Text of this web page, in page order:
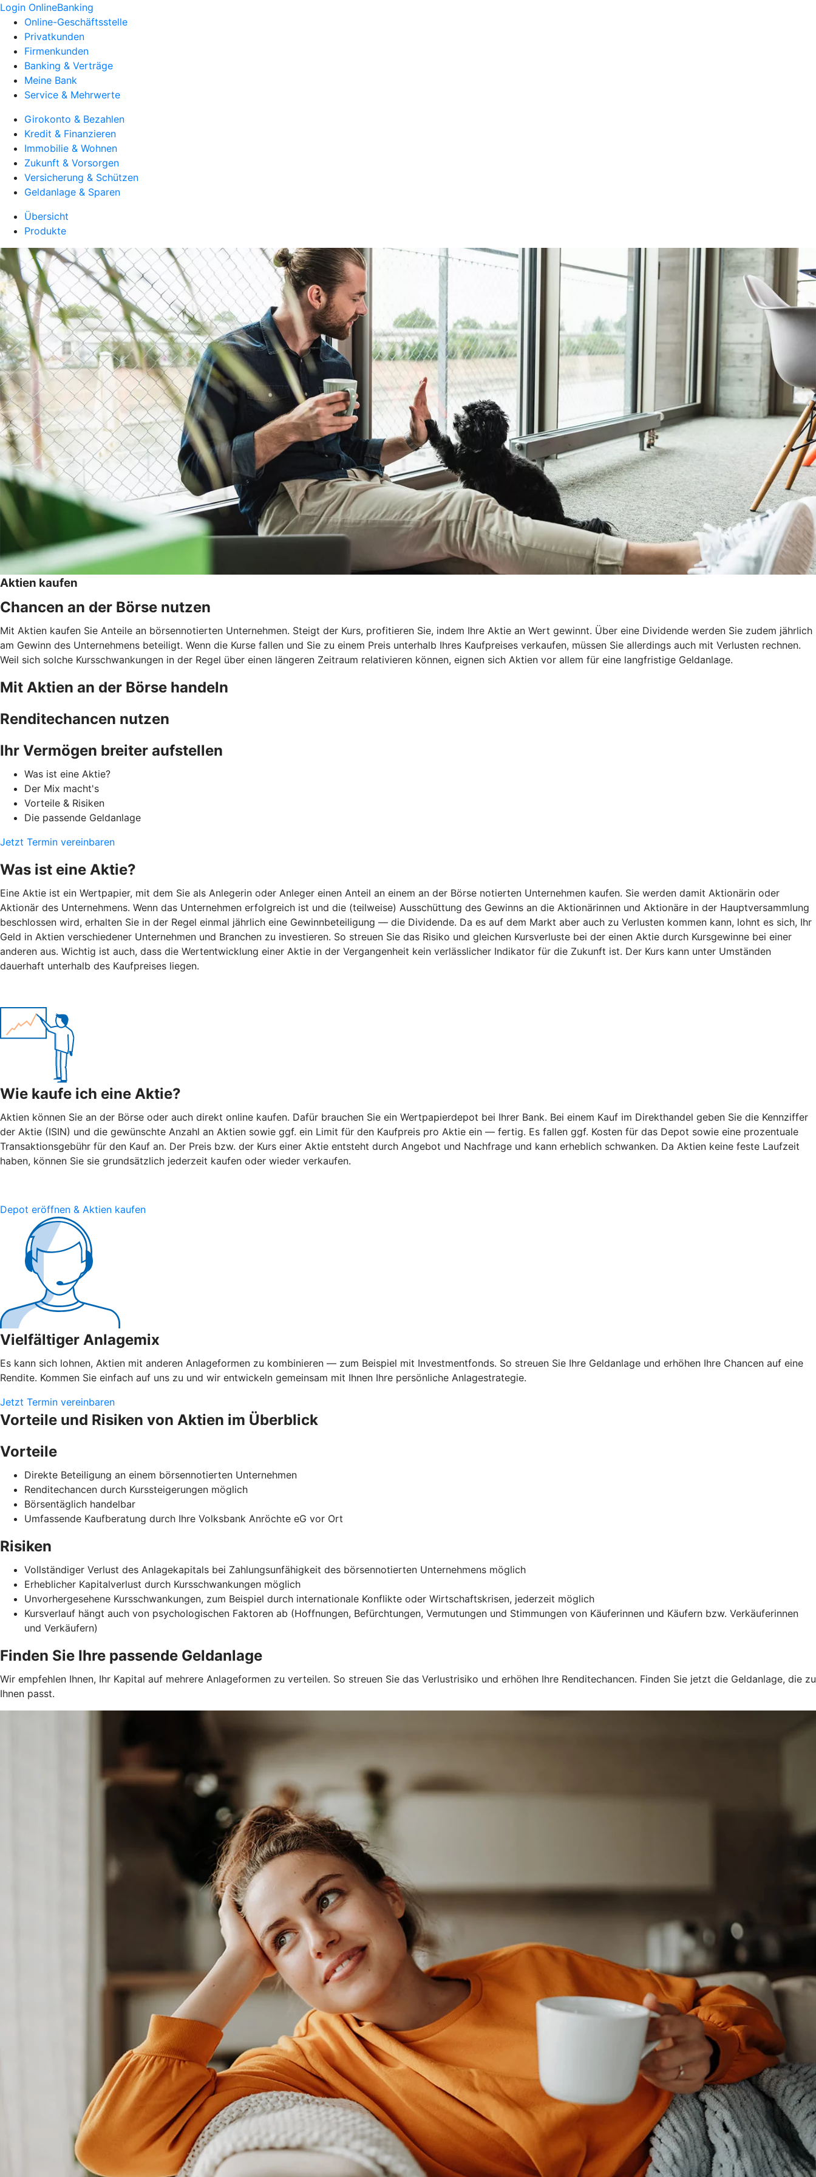
Login OnlineBanking
Online-Geschäftsstelle
Privatkunden
Firmenkunden
Banking & Verträge
Meine Bank
Service & Mehrwerte
Girokonto & Bezahlen
Kredit & Finanzieren
Immobilie & Wohnen
Zukunft & Vorsorgen
Versicherung & Schützen
Geldanlage & Sparen
Übersicht
Produkte
Aktien kaufen
Chancen an der Börse nutzen
Mit Aktien kaufen Sie Anteile an börsennotierten Unternehmen. Steigt der Kurs, profitieren Sie, indem Ihre Aktie an Wert gewinnt. Über eine Dividende werden Sie zudem jährlich
am Gewinn des Unternehmens beteiligt. Wenn die Kurse fallen und Sie zu einem Preis unterhalb Ihres Kaufpreises verkaufen, müssen Sie allerdings auch mit Verlusten rechnen.
Weil sich solche Kursschwankungen in der Regel über einen längeren Zeitraum relativieren können, eignen sich Aktien vor allem für eine langfristige Geldanlage.
Mit Aktien an der Börse handeln
Renditechancen nutzen
Ihr Vermögen breiter aufstellen
Was ist eine Aktie?
Der Mix macht's
Vorteile & Risiken
Die passende Geldanlage
Jetzt Termin vereinbaren
Was ist eine Aktie?
Eine Aktie ist ein Wertpapier, mit dem Sie als Anlegerin oder Anleger einen Anteil an einem an der Börse notierten Unternehmen kaufen. Sie werden damit Aktionärin oder
Aktionär des Unternehmens. Wenn das Unternehmen erfolgreich ist und die (teilweise) Ausschüttung des Gewinns an die Aktionärinnen und Aktionäre in der Hauptversammlung
beschlossen wird, erhalten Sie in der Regel einmal jährlich eine Gewinnbeteiligung — die Dividende. Da es auf dem Markt aber auch zu Verlusten kommen kann, lohnt es sich, Ihr
Geld in Aktien verschiedener Unternehmen und Branchen zu investieren. So streuen Sie das Risiko und gleichen Kursverluste bei der einen Aktie durch Kursgewinne bei einer
anderen aus. Wichtig ist auch, dass die Wertentwicklung einer Aktie in der Vergangenheit kein verlässlicher Indikator für die Zukunft ist. Der Kurs kann unter Umständen
dauerhaft unterhalb des Kaufpreises liegen.
Wie kaufe ich eine Aktie?
Aktien können Sie an der Börse oder auch direkt online kaufen. Dafür brauchen Sie ein Wertpapierdepot bei Ihrer Bank. Bei einem Kauf im Direkthandel geben Sie die Kennziffer
der Aktie (ISIN) und die gewünschte Anzahl an Aktien sowie ggf. ein Limit für den Kaufpreis pro Aktie ein — fertig. Es fallen ggf. Kosten für das Depot sowie eine prozentuale
Transaktionsgebühr für den Kauf an. Der Preis bzw. der Kurs einer Aktie entsteht durch Angebot und Nachfrage und kann erheblich schwanken. Da Aktien keine feste Laufzeit
haben, können Sie sie grundsätzlich jederzeit kaufen oder wieder verkaufen.
Depot eröffnen & Aktien kaufen
Vielfältiger Anlagemix
Es kann sich lohnen, Aktien mit anderen Anlageformen zu kombinieren — zum Beispiel mit Investmentfonds. So streuen Sie Ihre Geldanlage und erhöhen Ihre Chancen auf eine
Rendite. Kommen Sie einfach auf uns zu und wir entwickeln gemeinsam mit Ihnen Ihre persönliche Anlagestrategie.
Jetzt Termin vereinbaren
Vorteile und Risiken von Aktien im Überblick
Vorteile
Direkte Beteiligung an einem börsennotierten Unternehmen
Renditechancen durch Kurssteigerungen möglich
Börsentäglich handelbar
Umfassende Kaufberatung durch Ihre Volksbank Anröchte eG vor Ort
Risiken
Vollständiger Verlust des Anlagekapitals bei Zahlungsunfähigkeit des börsennotierten Unternehmens möglich
Erheblicher Kapitalverlust durch Kursschwankungen möglich
Unvorhergesehene Kursschwankungen, zum Beispiel durch internationale Konflikte oder Wirtschaftskrisen, jederzeit möglich
Kursverlauf hängt auch von psychologischen Faktoren ab (Hoffnungen, Befürchtungen, Vermutungen und Stimmungen von Käuferinnen und Käufern bzw. Verkäuferinnen
und Verkäufern)
Finden Sie Ihre passende Geldanlage
Wir empfehlen Ihnen, Ihr Kapital auf mehrere Anlageformen zu verteilen. So streuen Sie das Verlustrisiko und erhöhen Ihre Renditechancen. Finden Sie jetzt die Geldanlage, die zu
Ihnen passt.